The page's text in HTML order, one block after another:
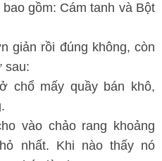
gồm: Cám tanh và Bột
giản rồi đúng không, còn
sau:
chổ mấy quầy bán khô,
vào chảo rang khoảng
nhất. Khi nào thấy nó